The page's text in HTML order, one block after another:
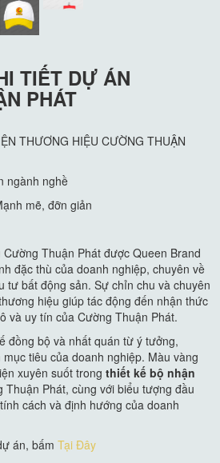
TIẾT DỰ ÁN
PHÁT
THƯƠNG HIỆU CƯỜNG THUẬN
ngành nghề
mẽ, đỡn giản
Thuận Phát được Queen Brand
đặc thù của doanh nghiệp, chuyên về
tư bất động sản. Sự chỉn chu và chuyên
hiệu giúp tác động đến nhận thức
và uy tín của Cường Thuận Phát.
đồng bộ và nhất quán từ ý tưởng,
tiêu của doanh nghiệp. Màu vàng
xuyên suốt trong thiết kế bộ nhận
Thuận Phát, cùng với biểu tượng đầu
cách và định hướng của doanh
án, bấm Tại Đây